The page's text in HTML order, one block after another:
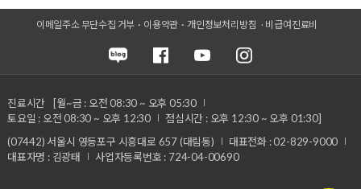
이메일주소 무단수집 거부 이용약관 개인정보처리방침 비급여진료비
진료시간
[월~금 : 오전 08:30 ~ 오후 05:30
토요일 : 오전 08:30 ~ 오후 12:30
점심시간 : 오후 12:30 ~ 오후 01:30]
(07442) 서울시 영등포구 시흥대로 657 (대림동)
대표전화 : 02-829-9000
대표자명 : 김광태
사업자등록번호 : 724-04-00690